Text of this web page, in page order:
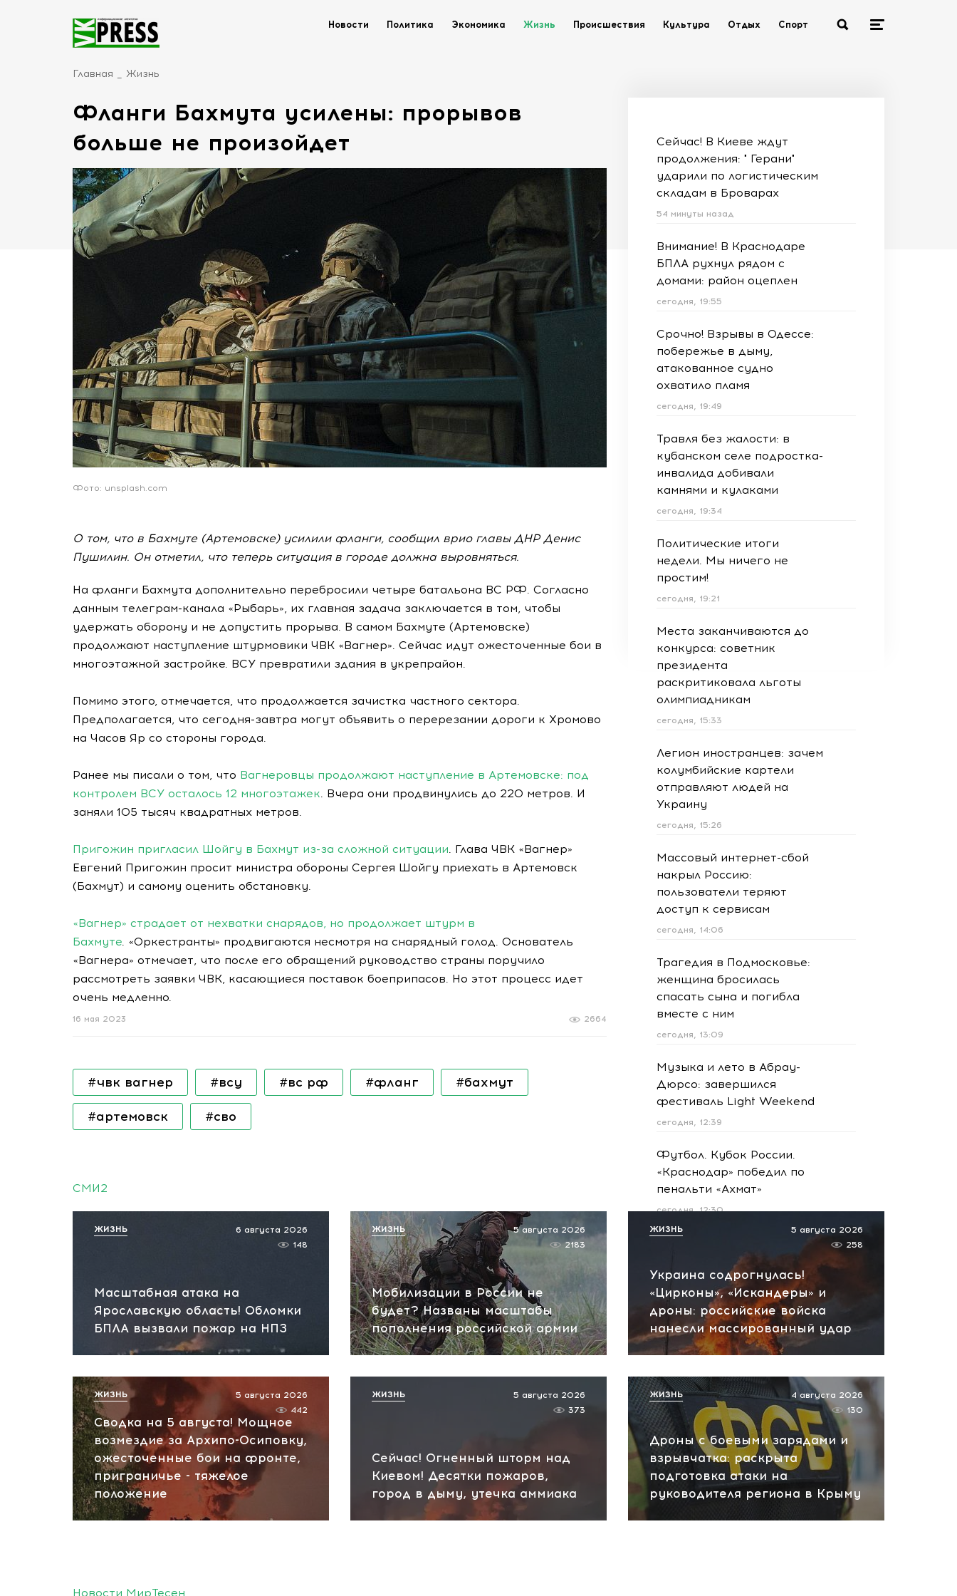
Новости Политика Экономика Жизнь Происшествия Культура Отдых Спорт
Главная Жизнь
Фланги Бахмута усилены: прорывов
больше не произойдет
Фото: unsplash.com
О том, что в Бахмуте (Артемовске) усилили фланги, сообщил врио главы ДНР Денис
Пушилин. Он отметил, что теперь ситуация в городе должна выровняться.
На фланги Бахмута дополнительно перебросили четыре батальона ВС РФ. Согласно
данным телеграм-канала «Рыбарь», их главная задача заключается в том, чтобы
удержать оборону и не допустить прорыва. В самом Бахмуте (Артемовске)
продолжают наступление штурмовики ЧВК «Вагнер». Сейчас идут ожесточенные бои в
многоэтажной застройке. ВСУ превратили здания в укрепрайон.
Помимо этого, отмечается, что продолжается зачистка частного сектора.
Предполагается, что сегодня-завтра могут объявить о перерезании дороги к Хромово
на Часов Яр со стороны города.
Ранее мы писали о том, что Вагнеровцы продолжают наступление в Артемовске: под
контролем ВСУ осталось 12 многоэтажек. Вчера они продвинулись до 220 метров. И
заняли 105 тысяч квадратных метров.
Пригожин пригласил Шойгу в Бахмут из-за сложной ситуации. Глава ЧВК «Вагнер»
Евгений Пригожин просит министра обороны Сергея Шойгу приехать в Артемовск
(Бахмут) и самому оценить обстановку.
«Вагнер» страдает от нехватки снарядов, но продолжает штурм в
Бахмуте. «Оркестранты» продвигаются несмотря на снарядный голод. Основатель
«Вагнера» отмечает, что после его обращений руководство страны поручило
рассмотреть заявки ЧВК, касающиеся поставок боеприпасов. Но этот процесс идет
очень медленно.
2664
16 мая 2023
#чвк вагнер #всу #вс рф #фланг #бахмут
#артемовск #сво
Сейчас! В Киеве ждут
продолжения: " Герани"
ударили по логистическим
складам в Броварах
54 минуты назад
Внимание! В Краснодаре
БПЛА рухнул рядом с
домами: район оцеплен
сегодня, 19:55
Срочно! Взрывы в Одессе:
побережье в дыму,
атакованное судно
охватило пламя
сегодня, 19:49
Травля без жалости: в
кубанском селе подростка-
инвалида добивали
камнями и кулаками
сегодня, 19:34
Политические итоги
недели. Мы ничего не
простим!
сегодня, 19:21
Места заканчиваются до
конкурса: советник
президента
раскритиковала льготы
олимпиадникам
сегодня, 15:33
Легион иностранцев: зачем
колумбийские картели
отправляют людей на
Украину
сегодня, 15:26
Массовый интернет-сбой
накрыл Россию:
пользователи теряют
доступ к сервисам
сегодня, 14:06
Трагедия в Подмосковье:
женщина бросилась
спасать сына и погибла
вместе с ним
сегодня, 13:09
Музыка и лето в Абрау-
Дюрсо: завершился
фестиваль Light Weekend
сегодня, 12:39
Футбол. Кубок России.
«Краснодар» победил по
пенальти «Ахмат»
сегодня, 12:30
Ярославскую область!
Обломки БПЛА вызвали
пожар на НПЗ
сегодня, 12:18
СМИ2
Масштабная атака на
Ярославскую область! Обломки
БПЛА вызвали пожар на НПЗ
6 августа 2026
148
ЖИЗНЬ
Мобилизации в России не
будет? Названы масштабы
пополнения российской армии
5 августа 2026
2183
ЖИЗНЬ
Украина содрогнулась!
«Цирконы», «Искандеры» и
дроны: российские войска
нанесли массированный удар
5 августа 2026
258
ЖИЗНЬ
Сводка на 5 августа! Мощное
возмездие за Архипо-Осиповку,
ожесточенные бои на фронте,
приграничье - тяжелое
положение
5 августа 2026
442
ЖИЗНЬ
Сейчас! Огненный шторм над
Киевом! Десятки пожаров,
город в дыму, утечка аммиака
5 августа 2026
373
ЖИЗНЬ
Дроны с боевыми зарядами и
взрывчатка: раскрыта
подготовка атаки на
руководителя региона в Крыму
4 августа 2026
130
ЖИЗНЬ
Новости МирТесен